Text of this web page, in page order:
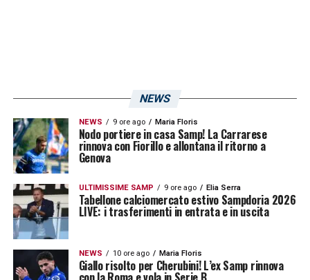
NEWS
NEWS 9 ore ago Maria Floris
Nodo portiere in casa Samp! La Carrarese
rinnova con Fiorillo e allontana il ritorno a
Genova
ULTIMISSIME SAMP 9 ore ago Elia Serra
Tabellone calciomercato estivo Sampdoria 2026
LIVE: i trasferimenti in entrata e in uscita
NEWS 10 ore ago Maria Floris
Giallo risolto per Cherubini! L’ex Samp rinnova